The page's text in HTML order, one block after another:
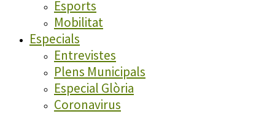
Esports
Mobilitat
Especials
Entrevistes
Plens Municipals
Especial Glòria
Coronavirus